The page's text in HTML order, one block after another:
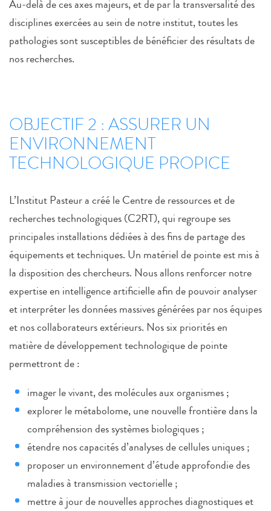
Au-delà de ces axes majeurs, et de par la transversalité des
disciplines exercées au sein de notre institut, toutes les
pathologies sont susceptibles de bénéficier des résultats de
nos recherches.
OBJECTIF 2 : ASSURER UN
ENVIRONNEMENT
TECHNOLOGIQUE PROPICE
L’Institut Pasteur a créé le Centre de ressources et de
recherches technologiques (C2RT), qui regroupe ses
principales installations dédiées à des fins de partage des
équipements et techniques. Un matériel de pointe est mis à
la disposition des chercheurs. Nous allons renforcer notre
expertise en intelligence artificielle afin de pouvoir analyser
et interpréter les données massives générées par nos équipes
et nos collaborateurs extérieurs. Nos six priorités en
matière de développement technologique de pointe
permettront de :
imager le vivant, des molécules aux organismes ;
explorer le métabolome, une nouvelle frontière dans la
compréhension des systèmes biologiques ;
étendre nos capacités d’analyses de cellules uniques ;
proposer un environnement d’étude approfondie des
maladies à transmission vectorielle ;
mettre à jour de nouvelles approches diagnostiques et